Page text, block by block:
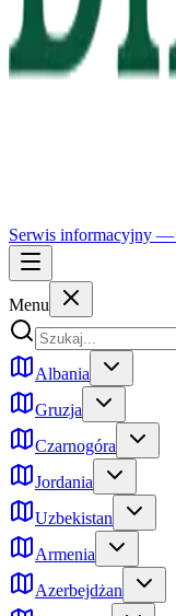
Serwis informacyjny —
Menu
Albania
Gruzja
Czarnogóra
Jordania
Uzbekistan
Armenia
Azerbejdżan